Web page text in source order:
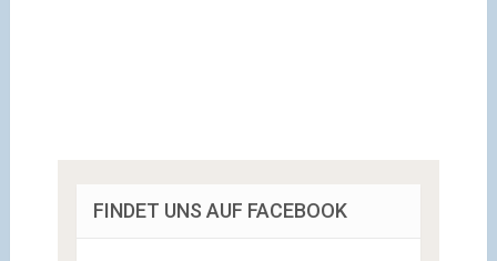
FINDET UNS AUF FACEBOOK